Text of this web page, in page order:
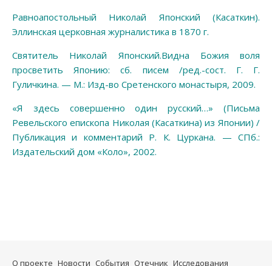
Равноапостольный Николай Японский (Касаткин).
Эллинская церковная журналистика в 1870 г.
Святитель Николай Японский.Видна Божия воля
просветить Японию: сб. писем /ред.-сост. Г. Г.
Гуличкина. — М.: Изд-во Сретенского монастыря, 2009.
«Я здесь совершенно один русский…» (Письма
Ревельского епископа Николая (Касаткина) из Японии) /
Публикация и комментарий Р. К. Цуркана. — СПб.:
Издательский дом «Коло», 2002.
О проекте Новости События Отечник Исследования